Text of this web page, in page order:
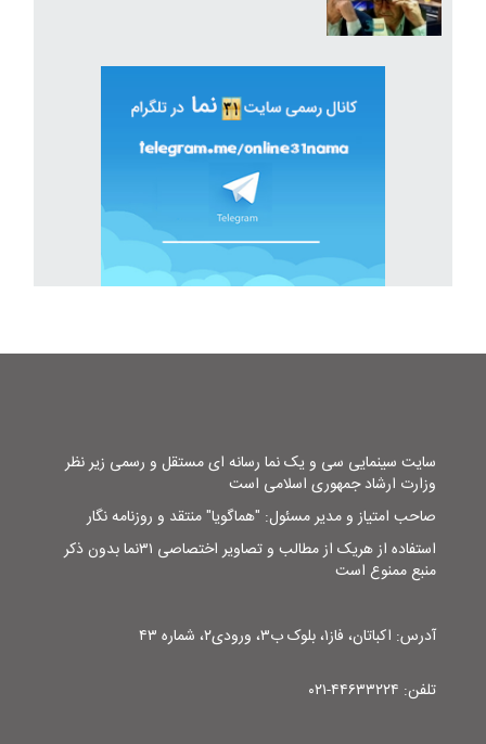
سایت سینمایی سی و یک نما رسانه ای مستقل و رسمی زیر نظر
وزارت ارشاد جمهوری اسلامی است
صاحب امتیاز و مدیر مسئول: "هماگویا" منتقد و روزنامه نگار
استفاده از هریک از مطالب و تصاویر اختصاصی ۳۱نما بدون ذکر
منبع ممنوع است
آدرس: اکباتان، فاز۱، بلوک ب۳، ورودی۲، شماره ۴۳
تلفن: ۴۴۶۳۳۲۲۴-۰۲۱